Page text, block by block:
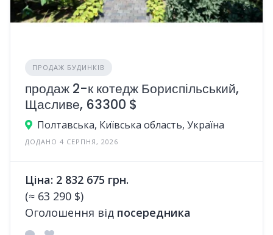
ПРОДАЖ БУДИНКІВ
продаж 2-к котедж Бориспільський,
Щасливе, 63300 $
Полтавська, Київська область, Україна
ДОДАНО 4 СЕРПНЯ, 2026
Ціна: 2 832 675 грн.
(≈ 63 290 $)
Оголошення від посередника